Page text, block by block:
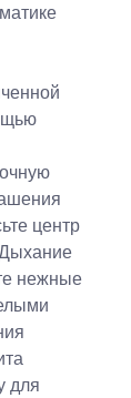
центр
нежные
для